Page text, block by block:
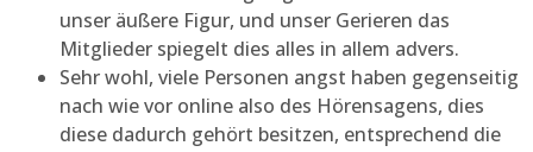
unser äußere Figur, und unser Gerieren das
Mitglieder spiegelt dies alles in allem advers.
Sehr wohl, viele Personen angst haben gegenseitig
nach wie vor online also des Hörensagens, dies
diese dadurch gehört besitzen, entsprechend die